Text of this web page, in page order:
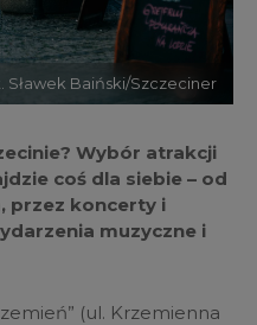
Sławek Baiński/Szczeciner
Wybór atrakcji
coś dla siebie – od
przez koncerty i
muzyczne i
(ul. Krzemienna